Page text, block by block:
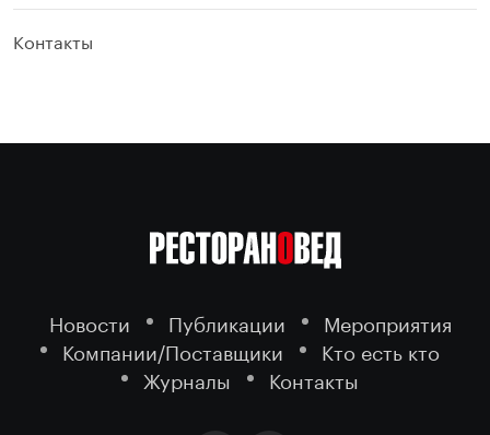
Контакты
Новости Публикации
Мероприятия
Компании/Поставщики
Кто есть кто
Журналы
Контакты